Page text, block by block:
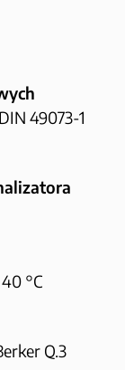
49073-1
°C
Q.3